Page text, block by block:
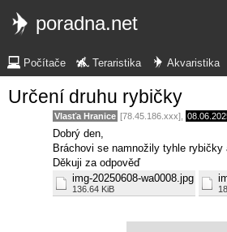
poradna.net
Počítače Teraristika Akvaristika
Určení druhu rybičky
Vlasťa Hranice [78.45.186.xxx],
Dobrý den,
Bráchovi se namnožily tyhle
Děkuji za odpověď
img-20250608-wa0008.jpg
136.64 KiB